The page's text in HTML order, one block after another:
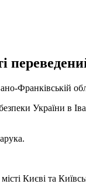
Франківській
України в
Києві та